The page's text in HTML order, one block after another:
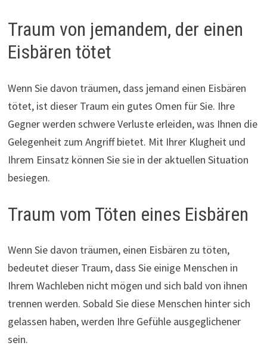
Traum von jemandem, der einen
Eisbären tötet
Wenn Sie davon träumen, dass jemand einen Eisbären
tötet, ist dieser Traum ein gutes Omen für Sie. Ihre
Gegner werden schwere Verluste erleiden, was Ihnen die
Gelegenheit zum Angriff bietet. Mit Ihrer Klugheit und
Ihrem Einsatz können Sie sie in der aktuellen Situation
besiegen.
Traum vom Töten eines Eisbären
Wenn Sie davon träumen, einen Eisbären zu töten,
bedeutet dieser Traum, dass Sie einige Menschen in
Ihrem Wachleben nicht mögen und sich bald von ihnen
trennen werden. Sobald Sie diese Menschen hinter sich
gelassen haben, werden Ihre Gefühle ausgeglichener
sein.